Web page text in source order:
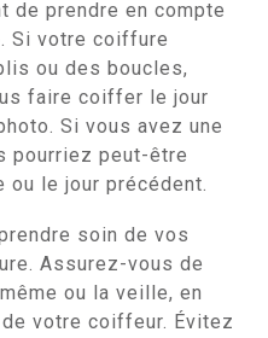
de prendre en compte
Si votre coiffure
ou des boucles,
faire coiffer le jour
Si vous avez une
pourriez peut-être
le jour précédent.
soin de vos
Assurez-vous de
ou la veille, en
votre coiffeur. Évitez